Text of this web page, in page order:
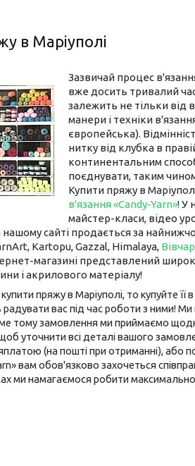
в Маріуполі
Зазвичай процес
вже досить тривалий
залежить не тільки від
манери і техніки
європейська).
нитку від клубка в
континентальним
поєднувати, таким
Купити пряжу в
в'язання «Candy-Yarn»! У
майстер-класи, відео
сайті продається за
Kartopu, Gazzal, Himalaya,
магазині представлений
і акрилового матеріалу!
пряжу в Маріуполі, то купуйте її в
вас під час роботи з ними!
тому замовлення ми приймаємо
уточнити всі деталі вашого
(на пошті при отриманні), або
» вам обов'язково захочеться
ми намагаємося робити максимально